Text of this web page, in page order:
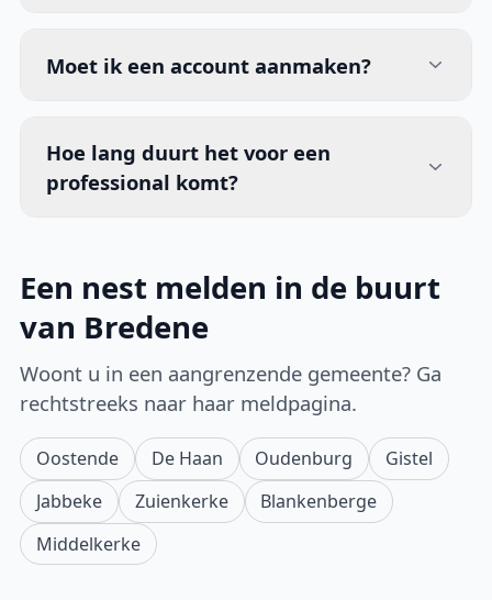
Moet ik een account aanmaken?
Hoe lang duurt het voor een
professional komt?
Een nest melden in de buurt
van Bredene
Woont u in een aangrenzende gemeente? Ga
rechtstreeks naar haar meldpagina.
Oostende De Haan Oudenburg
Gistel
Jabbeke
Zuienkerke
Blankenberge
Middelkerke